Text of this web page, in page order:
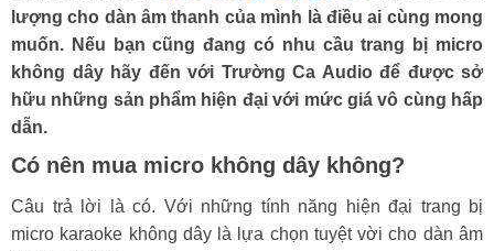
lượng cho dàn âm thanh của mình là điều ai cùng mong
muốn. Nếu bạn cũng đang có nhu cầu trang bị micro
không dây hãy đến với Trường Ca Audio để được sở
hữu những sản phẩm hiện đại với mức giá vô cùng hấp
dẫn.
Có nên mua micro không dây không?
Câu trả lời là có. Với những tính năng hiện đại trang bị
micro karaoke không dây là lựa chọn tuyệt vời cho dàn âm